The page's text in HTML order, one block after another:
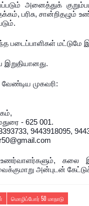
அனைத்துக்
பரிசு, சான்றிதழும்
படைப்பாளிகள் மட்டுமே
இறுதியானது.
முகவரி:
- 625 001.
9443918095,
உணர்வாளர்களும்,
அன்புடன்
மொழிப்போர் 50 மாநாடு